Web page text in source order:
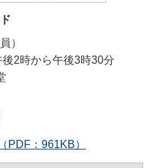
）
2時から午後3時30分
PDF：961KB）